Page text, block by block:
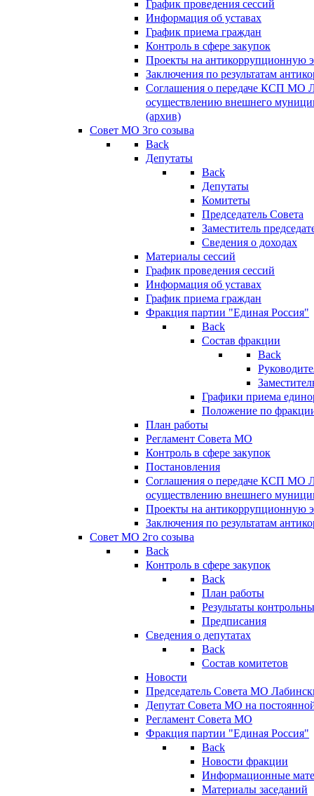
График проведения сессий
Информация об уставах
График приема граждан
Контроль в сфере закупок
Проекты на антикоррупционную
Заключения по результатам
Соглашения о передаче КСП МО
осуществлению внешнего
(архив)
Совет МО 3го созыва
Back
Депутаты
Back
Депутаты
Комитеты
Председатель Совета
Заместитель
Сведения о доходах
Материалы сессий
График проведения сессий
Информация об уставах
График приема граждан
Фракция партии "Единая Россия"
Back
Состав фракции
Back
Графики приема
Положение по
План работы
Регламент Совета МО
Контроль в сфере закупок
Постановления
Соглашения о передаче КСП МО
осуществлению внешнего
Проекты на антикоррупционную
Заключения по результатам
Совет МО 2го созыва
Back
Контроль в сфере закупок
Back
План работы
Результаты
Предписания
Сведения о депутатах
Back
Состав комитетов
Новости
Председатель Совета МО
Депутат Совета МО на
Регламент Совета МО
Фракция партии "Единая Россия"
Back
Новости фракции
Информационные
Материалы заседаний